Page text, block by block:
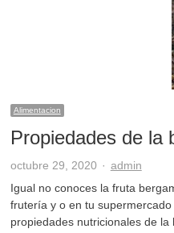
Alimentacion
Propiedades de la
octubre 29, 2020 Author
admin
Igual no conoces la fruta
frutería y o en tu
propiedades nutricionales de